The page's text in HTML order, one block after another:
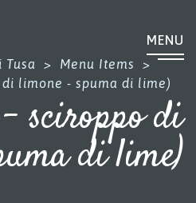
MENU
Tusa
> Menu Items
>
limone - spuma di lime)
sciroppo di
di lime)